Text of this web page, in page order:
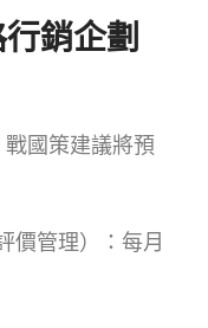
銷企劃
國策建議將預
價管理）：每月